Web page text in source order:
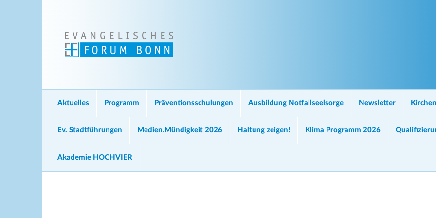
Aktuelles Programm Präventionsschulungen Ausbildung Notfallseelsorge Newsletter
Ev. Stadtführungen Medien.Mündigkeit 2026 Haltung zeigen! Klima Programm 2026
Akademie HOCHVIER